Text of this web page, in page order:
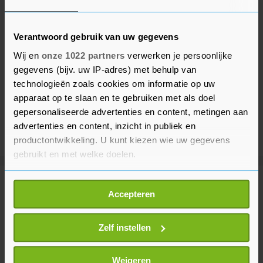
Verantwoord gebruik van uw gegevens
Wij en onze 1022 partners verwerken je persoonlijke
gegevens (bijv. uw IP-adres) met behulp van
technologieën zoals cookies om informatie op uw
apparaat op te slaan en te gebruiken met als doel
gepersonaliseerde advertenties en content, metingen aan
advertenties en content, inzicht in publiek en
productontwikkeling. U kunt kiezen wie uw gegevens
gebruikt en met welke doelen.
Als u het toestaat, willen we ook graag:
Informatie verzamelen over uw geografische
locatie, die tot een paar meter nauwkeurig kan zijn
Uw apparaat identificeren door het actief te
scannen op specifieke eigenschappen (fingerprinting)
Lees meer over hoe uw persoonlijke gegevens worden
Accepteren
Zelf instellen
Weigeren
Meer uit Buitenland
Turkije roept Kyiv en Moskou op
aanvallen op Zwarte Zee te staken